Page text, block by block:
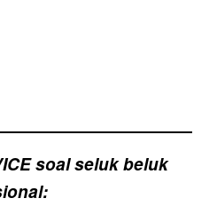
soal seluk beluk